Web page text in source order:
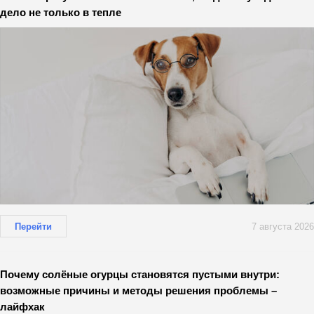
дело не только в тепле
Перейти 7 августа 2026
Почему солёные огурцы становятся пустыми внутри:
возможные причины и методы решения проблемы –
лайфхак